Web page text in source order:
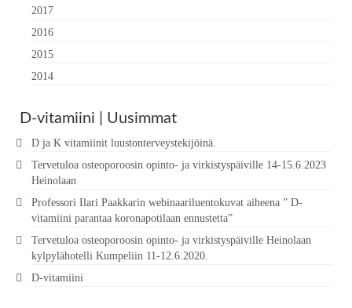
2017
2016
2015
2014
D-vitamiini | Uusimmat
D ja K vitamiinit luustonterveystekijöinä.
Tervetuloa osteoporoosin opinto- ja virkistyspäiville 14-15.6.2023
Heinolaan
Professori Ilari Paakkarin webinaariluentokuvat aiheena ” D-
vitamiini parantaa koronapotilaan ennustetta”
Tervetuloa osteoporoosin opinto- ja virkistyspäiville Heinolaan
kylpylähotelli Kumpeliin 11-12.6.2020.
D-vitamiini